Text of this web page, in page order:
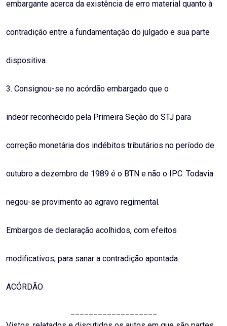
embargante acerca da existência de erro material quanto à
contradição entre a fundamentação do julgado e sua parte
dispositiva.
3. Consignou-se no acórdão embargado que o
indeor reconhecido pela Primeira Seção do STJ para
correção monetária dos indébitos tributários no período de
outubro a dezembro de 1989 é o BTN e não o IPC. Todavia
negou-se provimento ao agravo regimental.
Embargos de declaração acolhidos, com efeitos
modificativos, para sanar a contradição apontada.
ACÓRDÃO